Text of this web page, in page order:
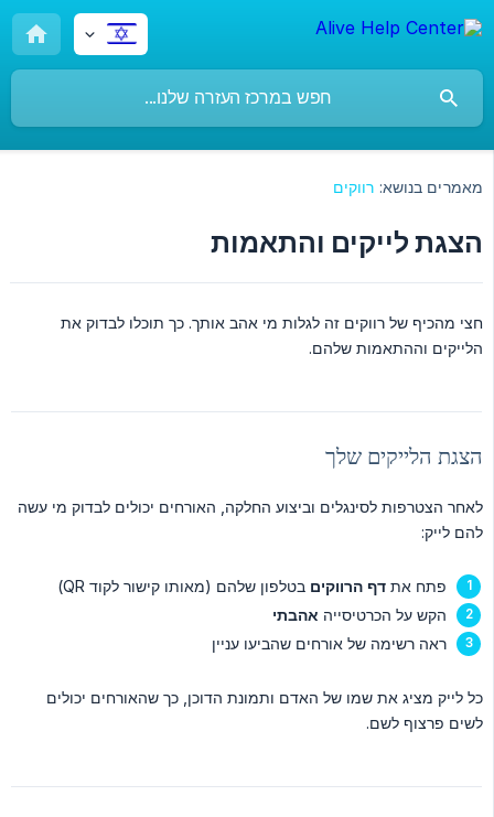
מאמרים בנושא: רווקים
הצגת לייקים והתאמות
חצי מהכיף של רווקים זה לגלות מי אהב אותך. כך תוכלו לבדוק את
הלייקים וההתאמות שלהם.
הצגת הלייקים שלך
לאחר הצטרפות לסינגלים וביצוע החלקה, האורחים יכולים לבדוק מי עשה
להם לייק:
פתח את דף הרווקים בטלפון שלהם (מאותו קישור לקוד QR)
הקש על הכרטיסייה אהבתי
ראה רשימה של אורחים שהביעו עניין
כל לייק מציג את שמו של האדם ותמונת הדוכן, כך שהאורחים יכולים
לשים פרצוף לשם.